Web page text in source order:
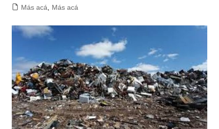
Más acá, Más acá